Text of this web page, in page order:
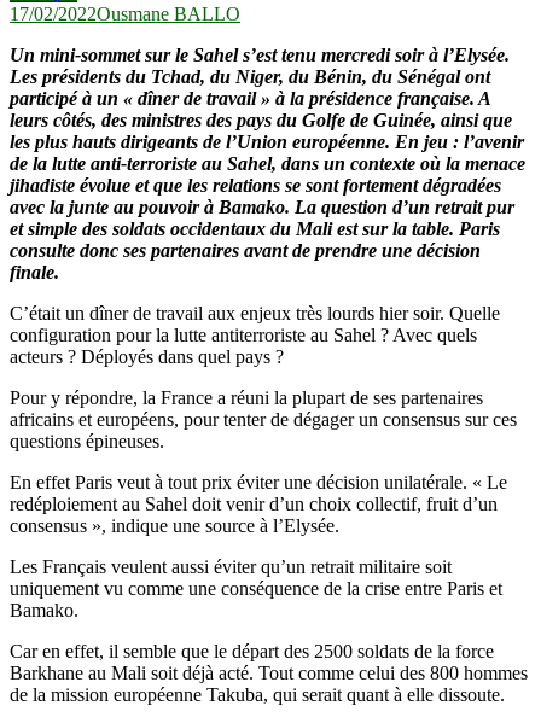
17/02/2022Ousmane BALLO
Un mini-sommet sur le Sahel s’est tenu mercredi soir à l’Elysée.
Les présidents du Tchad, du Niger, du Bénin, du Sénégal ont
participé à un « dîner de travail » à la présidence française. A
leurs côtés, des ministres des pays du Golfe de Guinée, ainsi que
les plus hauts dirigeants de l’Union européenne. En jeu : l’avenir
de la lutte anti-terroriste au Sahel, dans un contexte où la menace
jihadiste évolue et que les relations se sont fortement dégradées
avec la junte au pouvoir à Bamako. La question d’un retrait pur
et simple des soldats occidentaux du Mali est sur la table. Paris
consulte donc ses partenaires avant de prendre une décision
finale.
C’était un dîner de travail aux enjeux très lourds hier soir. Quelle
configuration pour la lutte antiterroriste au Sahel ? Avec quels
acteurs ? Déployés dans quel pays ?
Pour y répondre, la France a réuni la plupart de ses partenaires
africains et européens, pour tenter de dégager un consensus sur ces
questions épineuses.
En effet Paris veut à tout prix éviter une décision unilatérale. « Le
redéploiement au Sahel doit venir d’un choix collectif, fruit d’un
consensus », indique une source à l’Elysée.
Les Français veulent aussi éviter qu’un retrait militaire soit
uniquement vu comme une conséquence de la crise entre Paris et
Bamako.
Car en effet, il semble que le départ des 2500 soldats de la force
Barkhane au Mali soit déjà acté. Tout comme celui des 800 hommes
de la mission européenne Takuba, qui serait quant à elle dissoute.